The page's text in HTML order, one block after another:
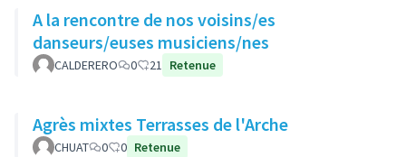
A la rencontre de nos voisins/es
danseurs/euses musiciens/nes
CALDERERO 0 21 Retenue
Agrès mixtes Terrasses de l'Arche
CHUAT 0 0 Retenue